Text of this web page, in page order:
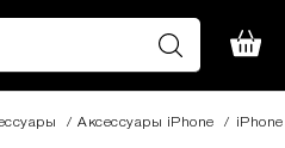
/ Aксессуары iPhone /